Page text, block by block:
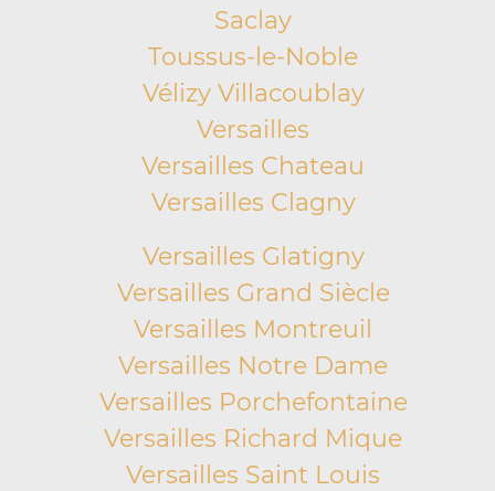
Saclay
Toussus-le-Noble
Vélizy Villacoublay
Versailles
Versailles Chateau
Versailles Clagny
Versailles Glatigny
Versailles Grand Siècle
Versailles Montreuil
Versailles Notre Dame
Versailles Porchefontaine
Versailles Richard Mique
Versailles Saint Louis